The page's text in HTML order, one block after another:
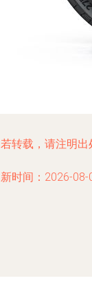
转载，请注明
时间：2026-08-